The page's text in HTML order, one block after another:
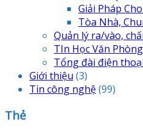
Giải Pháp
Tòa Nhà,
Quản lý ra/vào,
TIn Học Văn Phòng
Tổng đài điện thoại
Giới thiệu (3)
Tin công nghệ(99)
Thẻ